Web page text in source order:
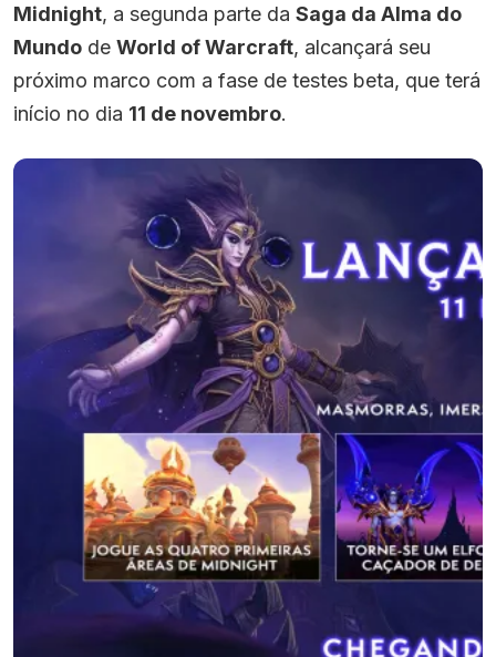
Midnight, a segunda parte da Saga da Alma do
Mundo de World of Warcraft, alcançará seu
próximo marco com a fase de testes beta, que terá
início no dia 11 de novembro.